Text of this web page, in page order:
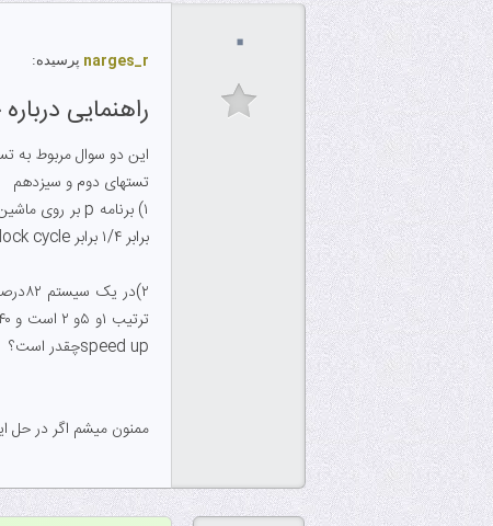
۰
narges_r پرسیده:
راهنمایی
این دو سوال مربوط به
تستهای دوم و سیزدهم
برابر ۱/۴ برابر clock cycle ماشین m1 باشد تا بتواند برنامه p را با این سرعت اجرا کند.clock rate ماشین m2 چقدر است؟
speed upچقدر است؟
ممنون میشم اگر در حل